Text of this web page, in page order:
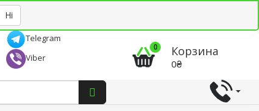
Ні
Telegram
Viber
0 Корзина
0₴